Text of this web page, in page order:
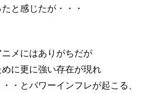
と感じたが・・・
メにはありがちだが
に更に強い存在が現れ
・とパワーインフレが起こる、